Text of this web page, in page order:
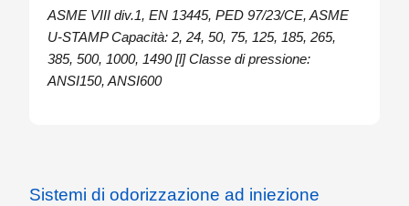
contenuto nel serbatoio trascinando a valle alcune
molecole del liquido.
L’impianto è costituito da un serbatoio di capacità
variabileequipaggiato
connessioni per il livello , una connessione
ASME VIII div.1, EN 13445, PED 97/23/CE, ASME
U-STAMP Capacità: 2, 24, 50, 75, 125, 185, 265,
385, 500, 1000, 1490 [l] Classe di pressione:
ANSI150, ANSI600
Sistemi di odorizzazione ad iniezione